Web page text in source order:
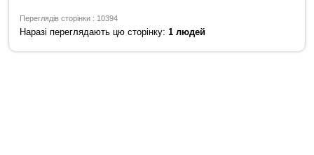
Переглядів сторінки : 10394
Наразі переглядають цю сторінку:1 людей